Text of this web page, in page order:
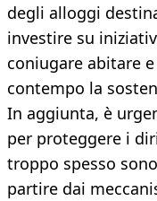
degli alloggi
investire su
coniugare abitare
contempo la
In aggiunta, è
per proteggere i
troppo spesso
partire dai